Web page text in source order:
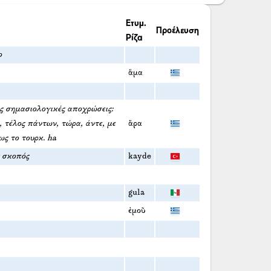
Ετυμ.
Ρίζα
Προέλευση
ἅμα
σημασιολογικές αποχρώσεις:
τέλος πάντων, τώρα, άντε, με
το τουρκ. ha
ἄρα
σκοπός kayde
gula
ἐμοῦ